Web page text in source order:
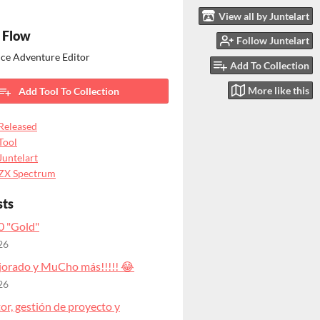
View all by Juntelart
Follow Juntelart
Add To Collection
More like this
Flow
Adventure Editor
Add Tool To Collection
Juntelart
Spectrum
"Gold"
y MuCho más!!!!! 😂
gestión de proyecto y